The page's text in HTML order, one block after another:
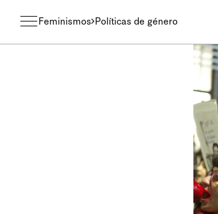
Feminismos Políticas de género